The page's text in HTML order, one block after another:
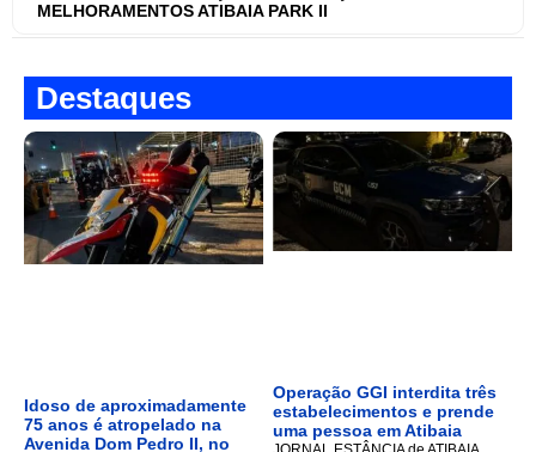
MELHORAMENTOS ATIBAIA PARK II
Destaques
Idoso de aproximadamente
75 anos é atropelado na
Avenida Dom Pedro II, no
Operação GGI interdita três
estabelecimentos e prende
uma pessoa em Atibaia